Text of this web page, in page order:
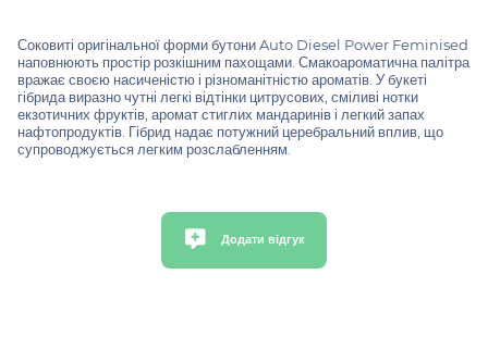
Соковиті оригінальної форми бутони Auto Diesel Power Feminised
наповнюють простір розкішним пахощами. Смакоароматична палітра
вражає своєю насиченістю і різноманітністю ароматів. У букеті
гібрида виразно чутні легкі відтінки цитрусових, сміливі нотки
екзотичних фруктів, аромат стиглих мандаринів і легкий запах
нафтопродуктів. Гібрид надає потужний церебральний вплив, що
супроводжується легким розслабленням.
Додати відгук